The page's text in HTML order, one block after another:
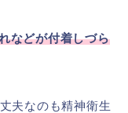
などが付着しづら
夫なのも精神衛生